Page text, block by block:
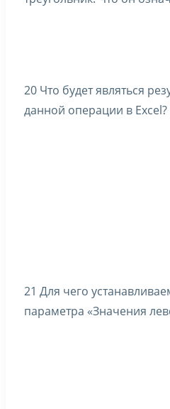
20 Что будет являться
данной операции в Excel?
21 Для чего
параметра «Значения